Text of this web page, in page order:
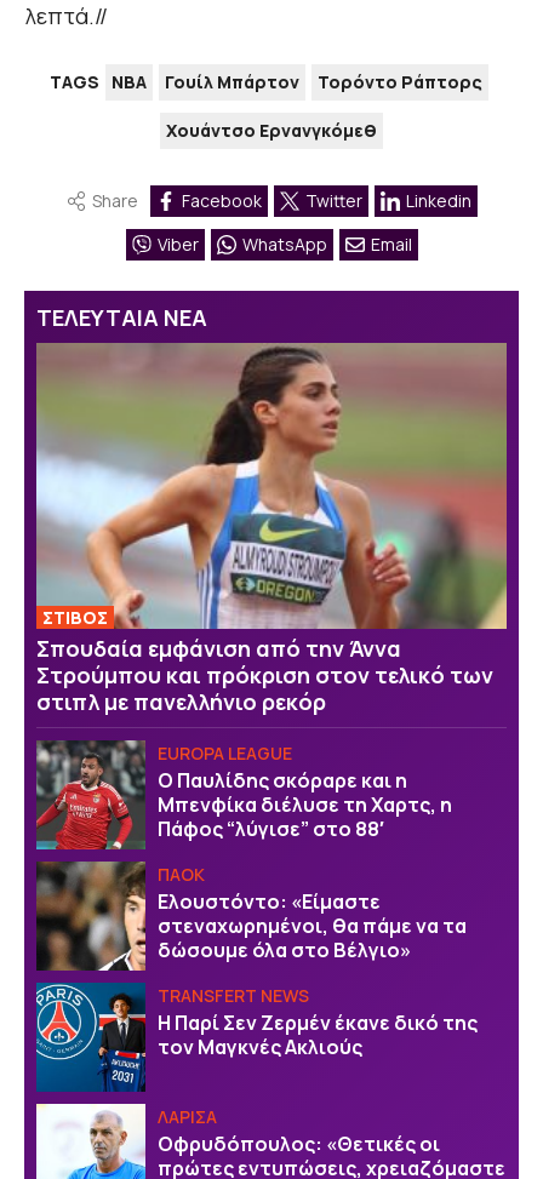
λεπτά.//
TAGS NBA Γουίλ Μπάρτον Τορόντο Ράπτορς
Χουάντσο Ερνανγκόμεθ
Share Facebook Twitter
Linkedin
Viber
WhatsApp Email
ΤΕΛΕΥΤΑΙΑ ΝΕΑ
ΣΤΙΒΟΣ
Σπουδαία εμφάνιση από την Άννα
Στρούμπου και πρόκριση στον τελικό των
στιπλ με πανελλήνιο ρεκόρ
EUROPA LEAGUE
Ο Παυλίδης σκόραρε και η
Μπενφίκα διέλυσε τη Χαρτς, η
Πάφος “λύγισε” στο 88′
ΠΑΟΚ
Ελουστόντο: «Είμαστε
στεναχωρημένοι, θα πάμε να τα
δώσουμε όλα στο Βέλγιο»
TRANSFERT NEWS
Η Παρί Σεν Ζερμέν έκανε δικό της
τον Μαγκνές Ακλιούς
ΛΑΡΙΣΑ
Οφρυδόπουλος: «Θετικές οι
πρώτες εντυπώσεις, χρειαζόμαστε